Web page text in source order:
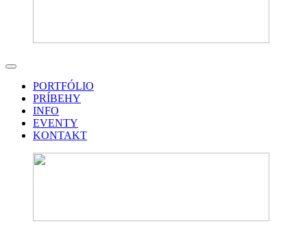
PORTFÓLIO
PRÍBEHY
INFO
EVENTY
KONTAKT